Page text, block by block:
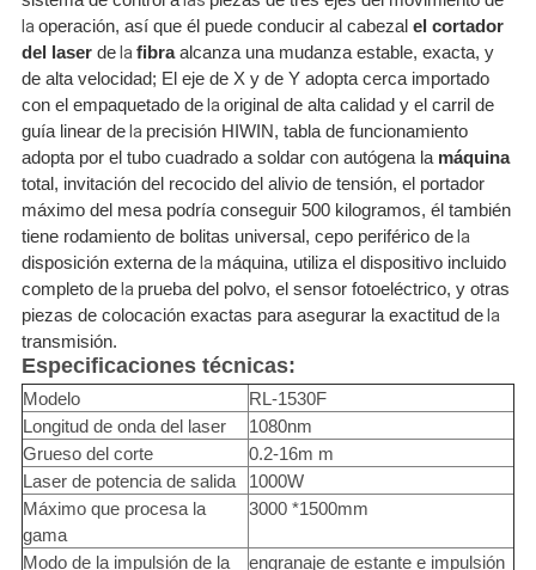
laoperación, así que él puede conducir al cabezal el cortador
del laserdelafibraalcanza una mudanza estable, exacta, y
de alta velocidad; El eje de X y de Y adopta cerca importado
con el empaquetado delaoriginal de alta calidad y el carril de
guía linear dela precisión HIWIN, tabla de funcionamiento
adopta por el tubo cuadrado a soldar con autógena la máquina
total, invitación del recocido del alivio de tensión, el portador
máximo del mesa podría conseguir 500 kilogramos, él también
tiene rodamiento de bolitas universal, cepo periférico dela
disposición externa dela máquina, utiliza el dispositivo incluido
completo dela prueba del polvo, el sensor fotoeléctrico, y otras
piezas de colocación exactas para asegurar la exactitud dela
transmisión.
Especificaciones técnicas:
Modelo
RL-1530F
Longitud de onda del laser
1080nm
Grueso del corte
0.2-16m m
Laser de potencia de salida
1000W
Máximo que procesa la
gama
3000 *1500mm
Modo de la impulsión de la engranaje de estante e impulsión